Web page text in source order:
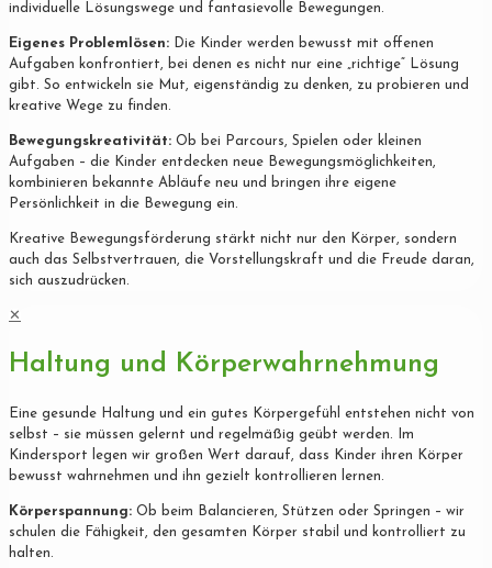
individuelle Lösungswege und fantasievolle Bewegungen.
Eigenes Problemlösen: Die Kinder werden bewusst mit offenen
Aufgaben konfrontiert, bei denen es nicht nur eine „richtige“ Lösung
gibt. So entwickeln sie Mut, eigenständig zu denken, zu probieren und
kreative Wege zu finden.
Bewegungskreativität: Ob bei Parcours, Spielen oder kleinen
Aufgaben – die Kinder entdecken neue Bewegungsmöglichkeiten,
kombinieren bekannte Abläufe neu und bringen ihre eigene
Persönlichkeit in die Bewegung ein.
Kreative Bewegungsförderung stärkt nicht nur den Körper, sondern
auch das Selbstvertrauen, die Vorstellungskraft und die Freude daran,
sich auszudrücken.
✕
Haltung und Körperwahrnehmung
Eine gesunde Haltung und ein gutes Körpergefühl entstehen nicht von
selbst – sie müssen gelernt und regelmäßig geübt werden. Im
Kindersport legen wir großen Wert darauf, dass Kinder ihren Körper
bewusst wahrnehmen und ihn gezielt kontrollieren lernen.
Körperspannung: Ob beim Balancieren, Stützen oder Springen – wir
schulen die Fähigkeit, den gesamten Körper stabil und kontrolliert zu
halten.